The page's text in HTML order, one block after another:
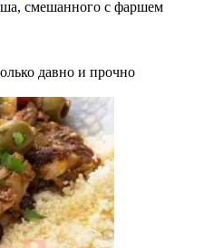
смешанного с фаршем
давно и прочно